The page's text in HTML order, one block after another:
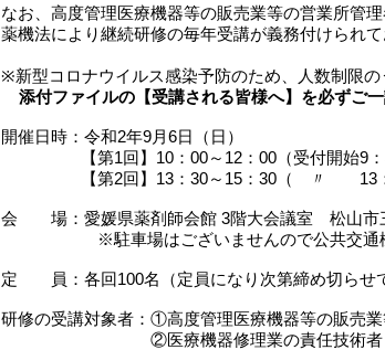
なお、高度管理医療機器等の販売業等の営業所管
薬機法により継続研修の毎年受講が義務付けられて
※新型コロナウイルス感染予防のため、人数制限の
添付ファイルの【受講される皆様へ】を必ずご一
開催日時：令和2年9月6日（日）
【第1回】10：00～12：00（受付開始9：
【第2回】13：30～15：30（ 〃 13：
会 場：愛媛県薬剤師会館 3階大会議室 松山市
※駐車場はございませんので公共交通機関
定 員：各回100名（定員になり次第締め切らせて
研修の受講対象者：①高度管理医療機器等の販売
②医療機器修理業の責